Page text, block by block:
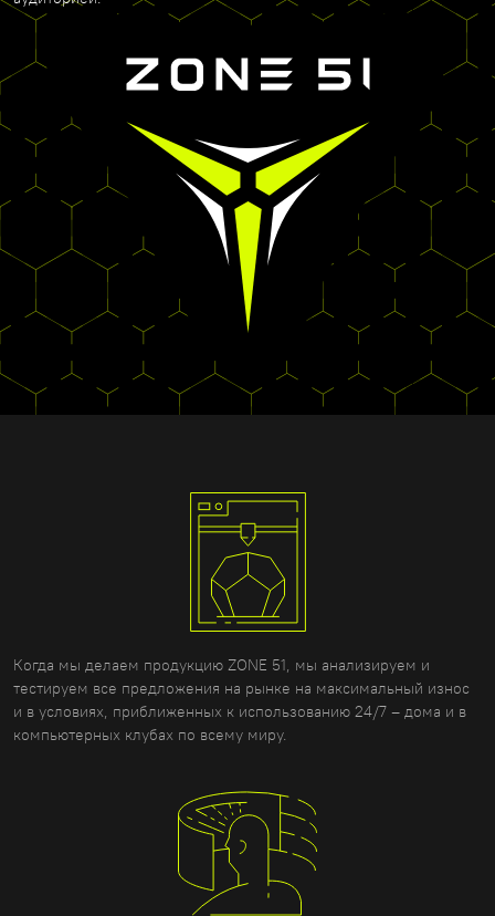
Когда мы делаем продукцию ZONE 51, мы анализируем и
тестируем все предложения на рынке на максимальный износ
и в условиях, приближенных к использованию 24/7 – дома и в
компьютерных клубах по всему миру.